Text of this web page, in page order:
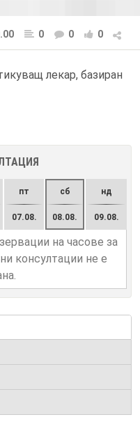
0 0 0
лекар, базиран
пт
07.08.
сб
08.08.
нд
09.08.
на часове за
консултации не е